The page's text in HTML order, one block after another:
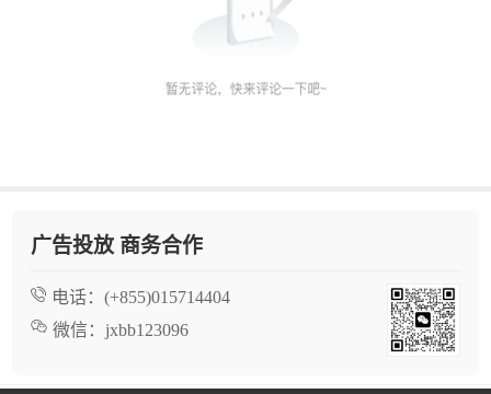
广告投放 商务合作
电话： (+855)015714404
微信： jxbb123096